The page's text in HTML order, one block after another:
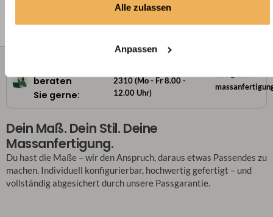
Alle zulassen
Anpassen
beraten
Sie gerne:
2310 (Mo - Fr 8.00 -
12.00 Uhr)
Dein Maß. Dein Stil. Deine
Massanfertigung.
Du hast die Maße – wir den Anspruch, daraus etwas Passendes zu
machen. Individuell konfigurierbar, hochwertig gefertigt – und
vollständig abgesichert durch unsere Passgarantie.